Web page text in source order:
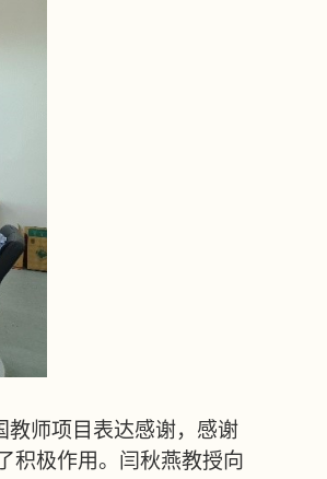
教师项目表达感谢，感谢
积极作用。闫秋燕教授向